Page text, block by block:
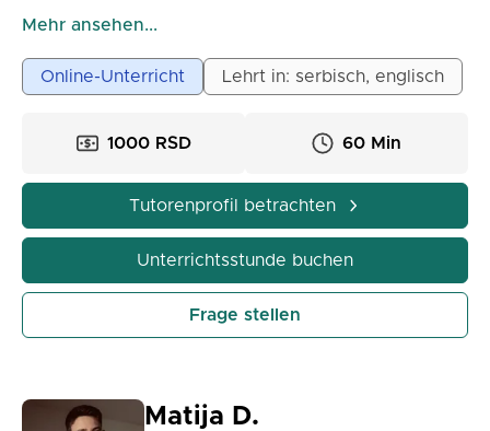
Plattformen wie Zoom, Discord und Skype ab. Die
leicht beherrschen und den Lernprozess mit
sichtbaren Ergebnissen genießen können.
Mehr ansehen...
Online-Unterricht Lehrt in: serbisch, englisch
1000 RSD 60 Min
Tutorenprofil betrachten
Unterrichtsstunde buchen
Frage stellen
Matija D.